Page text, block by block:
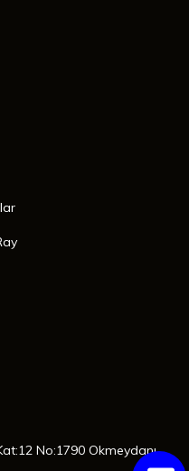
No:1790 Okmeydanı